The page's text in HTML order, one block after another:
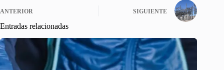
ANTERIOR SIGUIENTE
Entradas relacionadas